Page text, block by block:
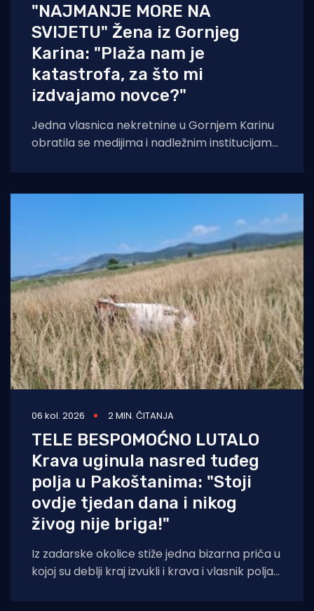
"NAJMANJE MORE NA
SVIJETU" Žena iz Gornjeg
Karina: "Plaža nam je
katastrofa, za što mi
izdvajamo novce?"
Jedna vlasnica nekretnine u Gornjem Karinu
obratila se medijima i nadležnim institucijama
06 kol. 2026 2 MIN. ČITANJA
TELE BESPOMOĆNO LUTALO
Krava uginula nasred tuđeg
polja u Pakoštanima: "Stoji
ovdje tjedan dana i nikog
živog nije briga!"
Iz zadarske okolice stiže jedna bizarna priča u
kojoj su deblji kraj izvukli i krava i vlasnik polja